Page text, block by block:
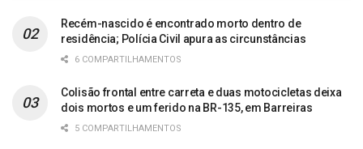
Recém-nascido é encontrado morto dentro de
residência; Polícia Civil apura as circunstâncias
6 COMPARTILHAMENTOS
Colisão frontal entre carreta e duas motocicletas deixa
dois mortos e um ferido na BR-135, em Barreiras
5 COMPARTILHAMENTOS